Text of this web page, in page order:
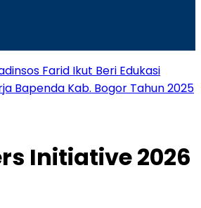
Farid Ikut Beri Edukasi
Bapenda Kab. Bogor Tahun 2025
Initiative 2026